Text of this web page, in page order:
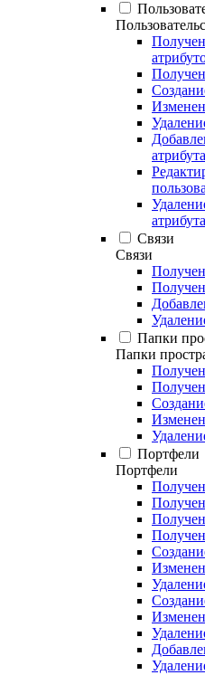
атрибута
атрибута
Связи
Связи
Папки
Папки
Портфели
Портфели